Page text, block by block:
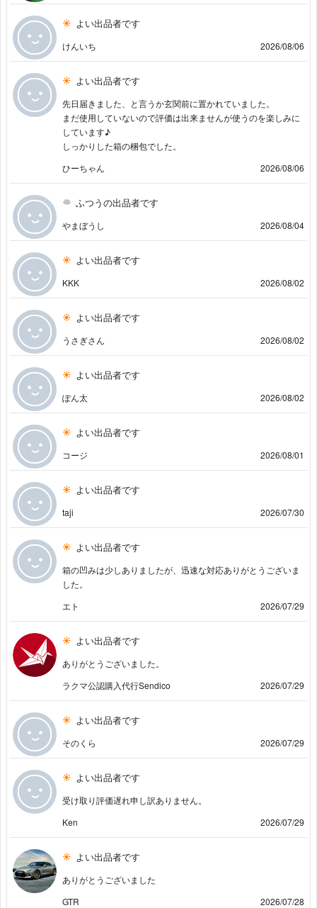
よい出品者です
けんいち 2026/08/06
よい出品者です
先日届きました、と言うか玄関前に置かれていました。
まだ使用していないので評価は出来ませんが使うのを楽しみに
しています♪
しっかりした箱の梱包でした。
ひーちゃん
2026/08/06
ふつうの出品者です
やまぼうし 2026/08/04
よい出品者です
KKK 2026/08/02
よい出品者です
うさぎさん 2026/08/02
よい出品者です
ぽん太 2026/08/02
よい出品者です
コージ 2026/08/01
よい出品者です
taji 2026/07/30
よい出品者です
箱の凹みは少しありましたが、迅速な対応ありがとうございま
した。
エト
2026/07/29
よい出品者です
ありがとうございました。
ラクマ公認購入代行Sendico
2026/07/29
よい出品者です
そのくら 2026/07/29
よい出品者です
受け取り評価遅れ申し訳ありません。
Ken
2026/07/29
よい出品者です
ありがとうございました
GTR
2026/07/28